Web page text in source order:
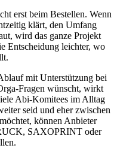
erst beim Bestellen. Wenn
klärt, den Umfang
wird das ganze Projekt
Entscheidung leichter, wo
mit Unterstützung bei
Fragen wünscht, wirkt
Abi-Komitees im Alltag
seid und eher zwischen
können Anbieter
SAXOPRINT oder